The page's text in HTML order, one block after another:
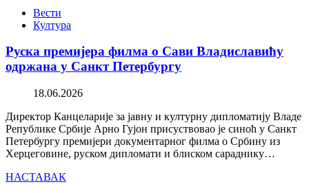
Вести
Култура
Руска премијера филма о Сави Владиславићу
одржана у Санкт Петербургу
18.06.2026
Директор Канцеларије за јавну и културну дипломатију Владе
Републике Србије Арно Гујон присуствовао је синоћ у Санкт
Петербургу премијери документарног филма о Србину из
Херцеговине, руском дипломати и блиском сараднику…
НАСТАВАК